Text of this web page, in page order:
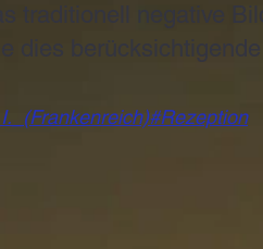
traditionell negative
dies